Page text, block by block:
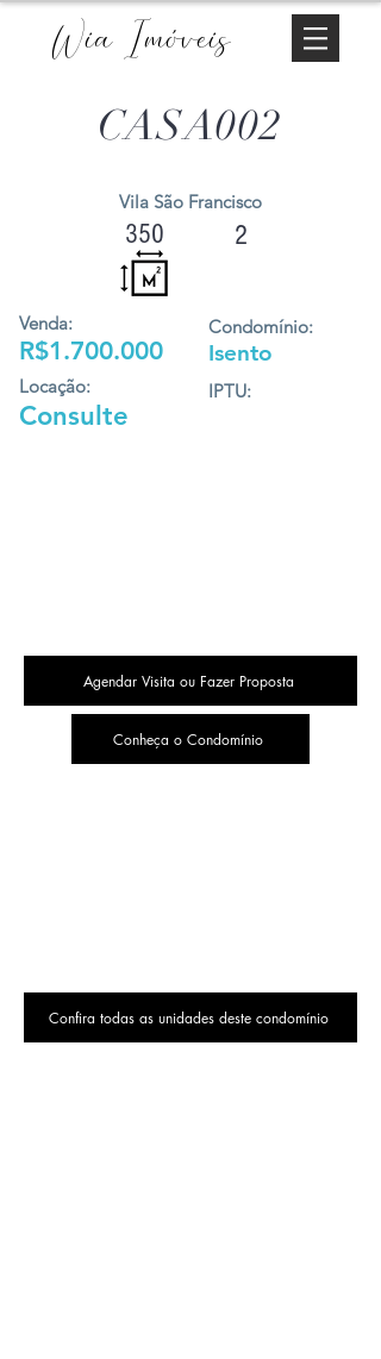
Wia Imóveis
CASA002
Vila São Francisco
350
Venda:
R$1.700.000
Locação:
Consulte
2
Condomínio:
Isento
IPTU:
Agendar Visita ou Fazer Proposta
Conheça o Condomínio
Confira todas as unidades deste condomínio